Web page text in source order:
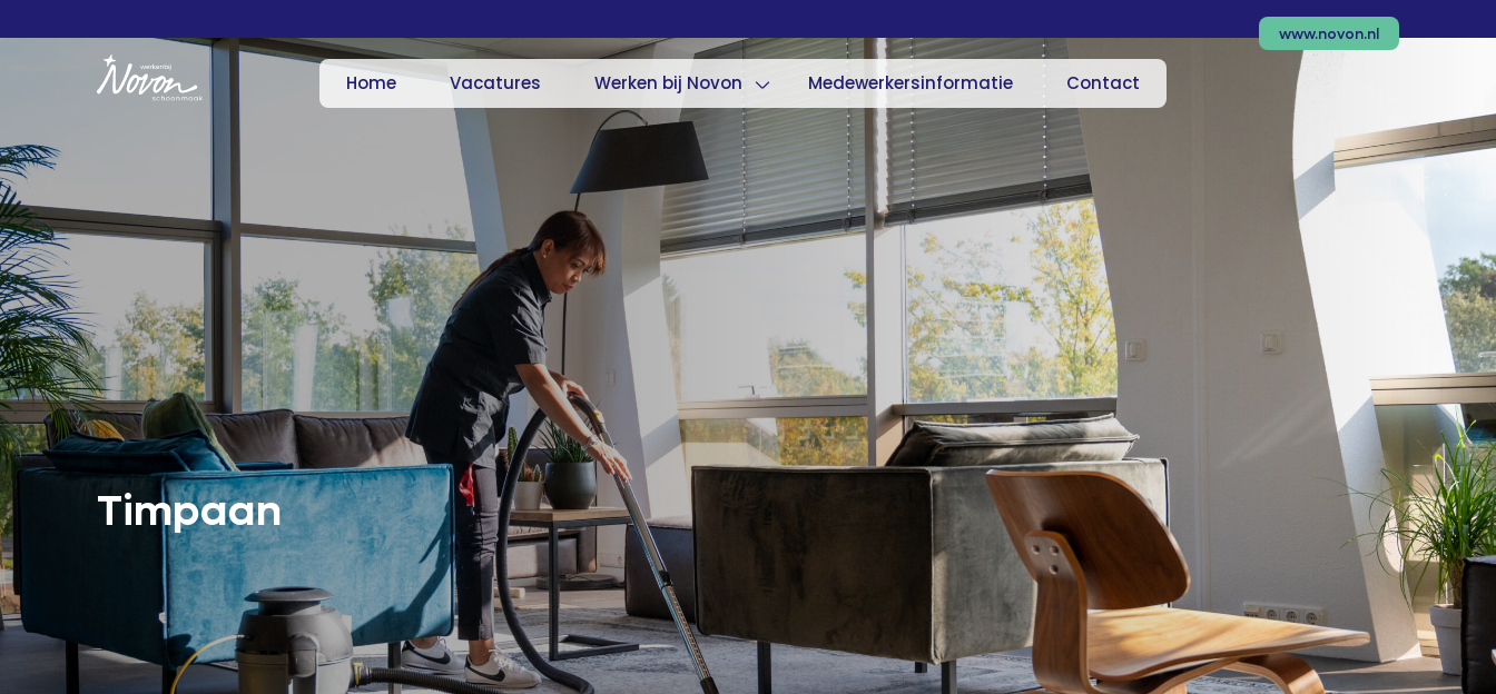
www.novon.nl
Home Vacatures Werken bij Novon Medewerkersinformatie Contact
Timpaan